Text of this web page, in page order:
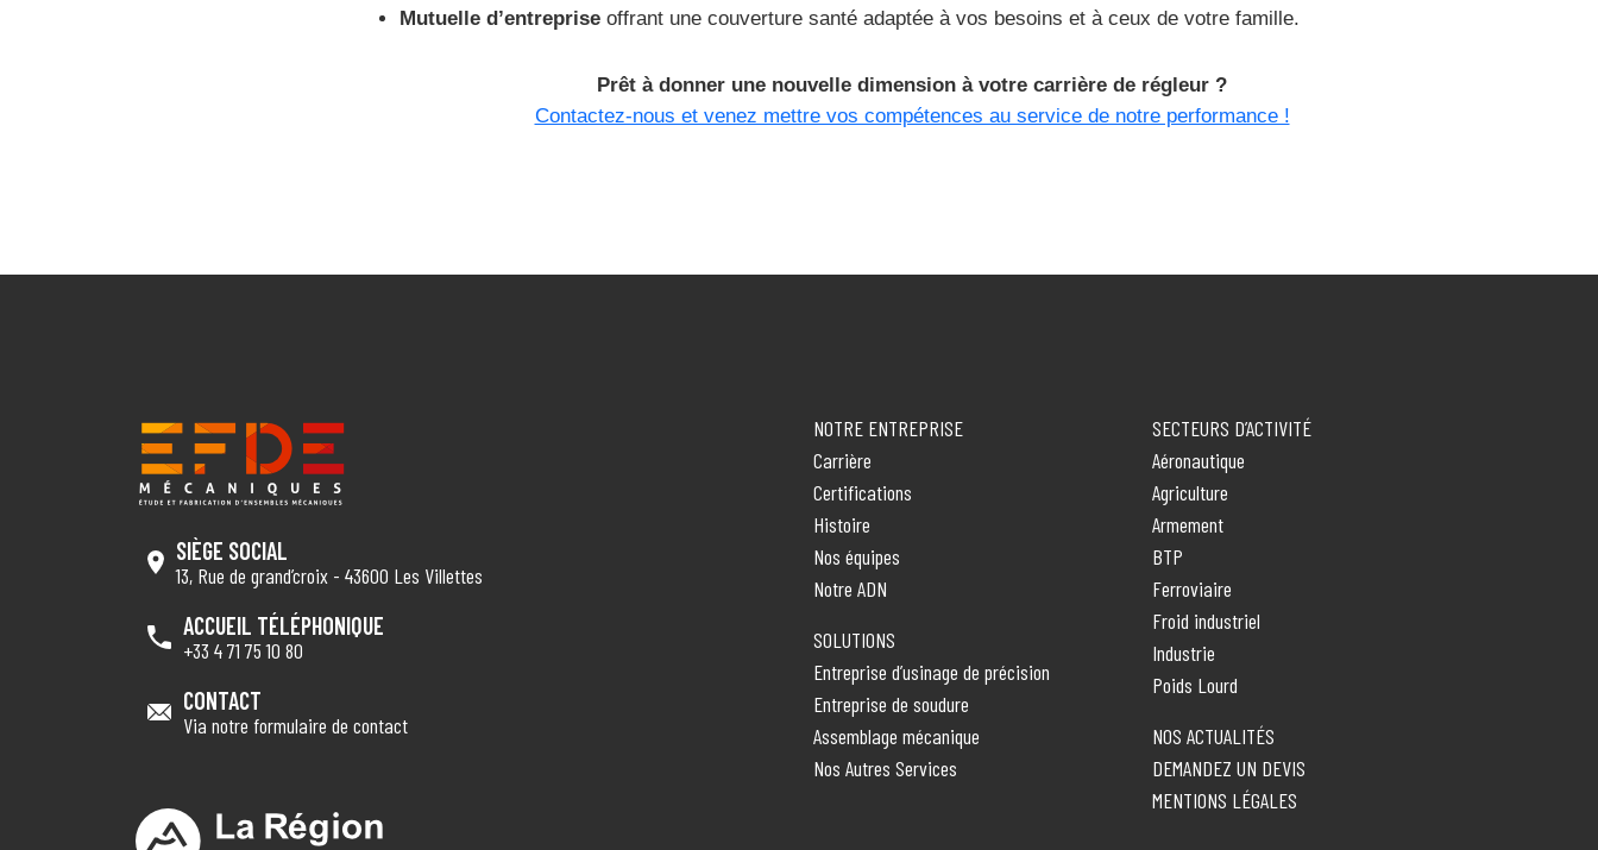
Mutuelle d’entreprise offrant une couverture santé adaptée à vos besoins et à ceux de votre famille.
Prêt à donner une nouvelle dimension à votre carrière de régleur ?
Contactez-nous et venez mettre vos compétences au service de notre performance !
SIÈGE SOCIAL
13, Rue de grand’croix - 43600 Les Villettes
ACCUEIL TÉLÉPHONIQUE
+33 4 71 75 10 80
CONTACT
Via notre formulaire de contact
NOTRE ENTREPRISE
Carrière
Certifications
Histoire
Nos équipes
Notre ADN
SOLUTIONS
Entreprise d’usinage de précision
Entreprise de soudure
Assemblage mécanique
Nos Autres Services
SECTEURS D’ACTIVITÉ
Aéronautique
Agriculture
Armement
BTP
Ferroviaire
Froid industriel
Industrie
Poids Lourd
NOS ACTUALITÉS
DEMANDEZ UN DEVIS
MENTIONS LÉGALES